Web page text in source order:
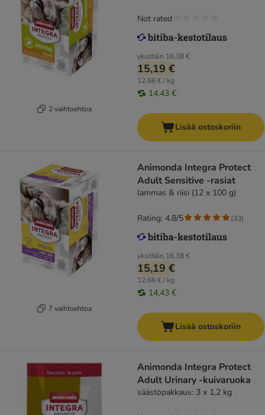
2 vaihtoehtoa
yksittäin 16,38 €
15,19 €
12,66 € / kg
14,43 €
Not rated
Lisää ostoskoriin
7 vaihtoehtoa
Animonda Integra Protect
Adult Sensitive -rasiat
lammas & riisi (12 x 100 g)
yksittäin 16,38 €
15,19 €
12,66 € / kg
14,43 €
Rating: 4.8/5 (33)
Lisää ostoskoriin
Animonda Integra Protect
Adult Urinary -kuivaruoka
säästöpakkaus: 3 x 1,2 kg